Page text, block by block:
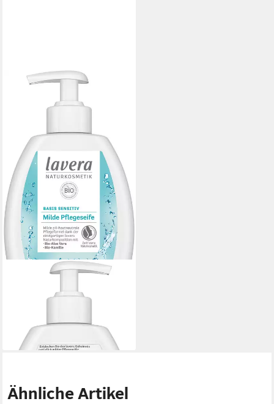
milde Pflegeseife, 1-tlg.
(1,44 €/ 100 ml)
lieferbar - in 2-3 Werktagen bei dir
Ähnliche Artikel